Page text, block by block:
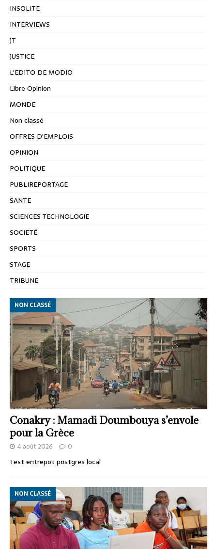
INSOLITE
INTERVIEWS
JT
JUSTICE
L'EDITO DE MODIO
Libre Opinion
MONDE
Non classé
OFFRES D'EMPLOIS
OPINION
POLITIQUE
PUBLIREPORTAGE
SANTE
SCIENCES TECHNOLOGIE
SOCIETÉ
SPORTS
STAGE
TRIBUNE
Conakry : Mamadi Doumbouya s’envole
pour la Grèce
NON CLASSÉ
4 août 2026 0
Test entrepot postgres local
NON CLASSÉ